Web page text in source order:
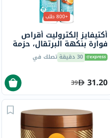
+800 طلب
أكتيفايز إلكتروليت أقراص
فوارة بنكهة البرتقال، حزمة
من 20 30 دقيقة تصلك في
31.20
39